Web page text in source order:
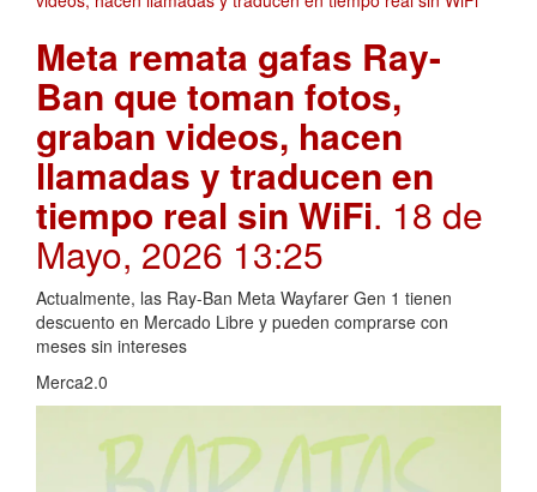
Meta remata gafas Ray-
Ban que toman fotos,
graban videos, hacen
llamadas y traducen en
tiempo real sin WiFi. 18 de
Mayo, 2026 13:25
Actualmente, las Ray-Ban Meta Wayfarer Gen 1 tienen
descuento en Mercado Libre y pueden comprarse con
meses sin intereses
Merca2.0